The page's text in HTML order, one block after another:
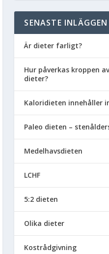
SENASTE INLÄGGEN
Är dieter farligt?
Hur påverkas kroppen
dieter?
Kaloridieten innehåller
Paleo dieten –
Medelhavsdieten
LCHF
5:2 dieten
Olika dieter
Kostrådgivning